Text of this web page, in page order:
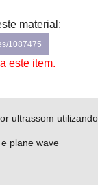
material:
1087475
este item.
ultrassom
plane wave